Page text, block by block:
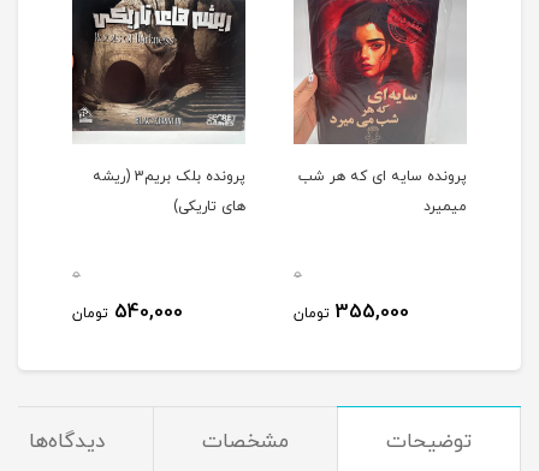
پرونده سایه ای که هر شب
میمیرد
0
355,000 تومان
پرونده بلک بریم3 (ریشه
های تاریکی)
0
540,000 تومان
توضیحات مشخصات دیدگاه‌ها